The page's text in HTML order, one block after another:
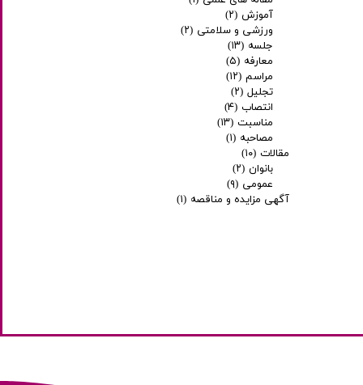
آموزش (۲)
ورزشی و سلامتی (۲)
جلسه (۱۳)
معارفه (۵)
مراسم (۱۲)
تجلیل (۲)
انتصاب (۴)
مناسبت (۱۳)
مصاحبه (۱)
مقالات (۱۰)
بانوان (۲)
عمومی (۹)
آگهی مزایده و مناقصه (۱)